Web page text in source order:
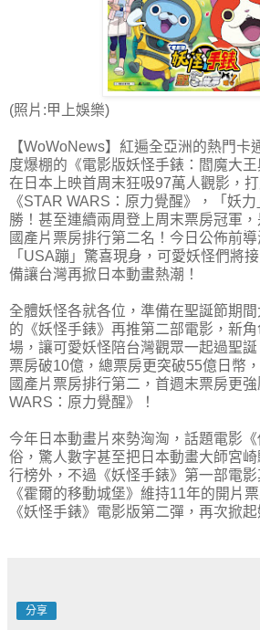
(照片:甲上娛樂)
【WoWoNews】紅遍全亞洲的熱門卡
度爆棚的《電影版妖怪手錶：閻魔大王
在日本上映首周末狂吸97萬人觀影，
《STAR WARS：原力覺醒》，「妖
勝！甚至連續兩周登上周末票房冠軍
國產片票房排行第二名！今日公佈前
「USA蹦」驚喜現身，可愛妖怪們將
備讓台灣再掀日本動畫熱潮！
全體妖怪各就各位，準備在聖誕節期
的《妖怪手錶》再推第二部電影，新
場，讓可愛妖怪陪台灣觀眾一起過聖
票房破10億，總票房更突破55億日幣
國產片票房排行第二，首週末票房更
WARS：原力覺醒》！
今年日本動畫片來勢洶洶，話題電影
俗，驚人數字甚至把日本動畫大師宮
行榜外，不過《妖怪手錶》第一部電
《霍爾的移動城堡》維持11年的開片
《妖怪手錶》電影版第二彈，再次掀起
分享